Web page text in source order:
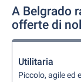
A Belgrado
offerte di
Utilitaria
Piccolo, agile ed